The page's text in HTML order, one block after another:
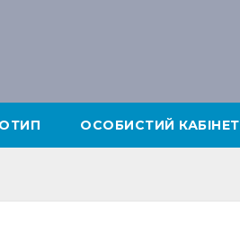
ОСОБИСТИЙ КАБІНЕТ